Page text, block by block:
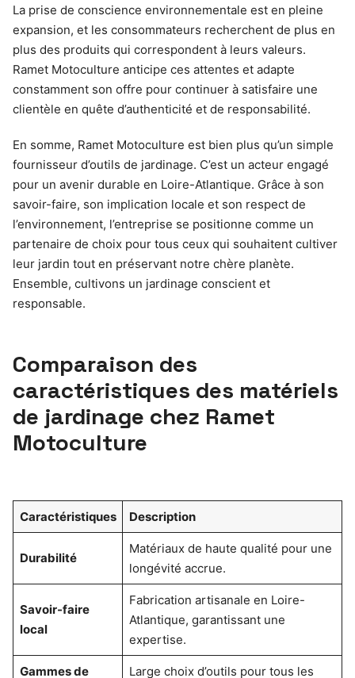
La prise de conscience environnementale est en pleine
expansion, et les consommateurs recherchent de plus en
plus des produits qui correspondent à leurs valeurs.
Ramet Motoculture anticipe ces attentes et adapte
constamment son offre pour continuer à satisfaire une
clientèle en quête d’authenticité et de responsabilité.
En somme, Ramet Motoculture est bien plus qu’un simple
fournisseur d’outils de jardinage. C’est un acteur engagé
pour un avenir durable en Loire-Atlantique. Grâce à son
savoir-faire, son implication locale et son respect de
l’environnement, l’entreprise se positionne comme un
partenaire de choix pour tous ceux qui souhaitent cultiver
leur jardin tout en préservant notre chère planète.
Ensemble, cultivons un jardinage conscient et
responsable.
Comparaison des
caractéristiques des matériels
de jardinage chez Ramet
Motoculture
Caractéristiques Description
Durabilité
Matériaux de haute qualité pour une
longévité accrue.
Savoir-faire
local
Fabrication artisanale en Loire-
Atlantique, garantissant une
expertise.
Gammes de Large choix d’outils pour tous les